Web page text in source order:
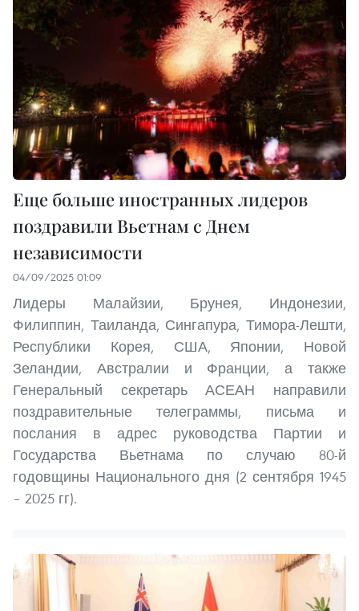
Еще больше иностранных лидеров
поздравили Вьетнам с Днем
независимости
04/09/2025 01:09
Лидеры Малайзии, Брунея, Индонезии,
Филиппин, Таиланда, Сингапура, Тимора-Лешти,
Республики Корея, США, Японии, Новой
Зеландии, Австралии и Франции, а также
Генеральный секретарь АСЕАН направили
поздравительные телеграммы, письма и
послания в адрес руководства Партии и
Государства Вьетнама по случаю 80-й
годовщины Национального дня (2 сентября 1945
– 2025 гг).